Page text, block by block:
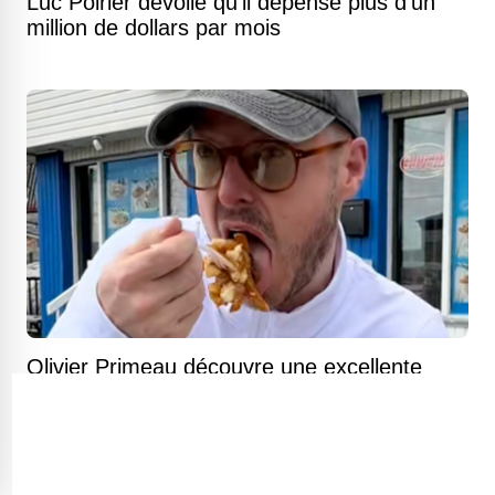
million de dollars par mois
Olivier Primeau découvre une excellente